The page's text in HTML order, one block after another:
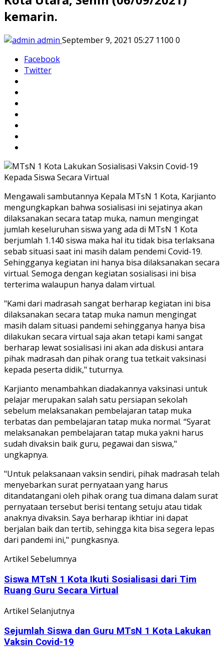
kemarin.
admin September 9, 2021 05:27 1100 0
Facebook
Twitter
Mengawali sambutannya Kepala MTsN 1 Kota, Karjianto
mengungkapkan bahwa sosialisasi ini sejatinya akan
dilaksanakan secara tatap muka, namun mengingat
jumlah keseluruhan siswa yang ada di MTsN 1 Kota
berjumlah 1.140 siswa maka hal itu tidak bisa terlaksana
sebab situasi saat ini masih dalam pendemi Covid-19.
Sehingganya kegiatan ini hanya bisa dilaksanakan secara
virtual. Semoga dengan kegiatan sosialisasi ini bisa
terterima walaupun hanya dalam virtual.
"Kami dari madrasah sangat berharap kegiatan ini bisa
dilaksanakan secara tatap muka namun mengingat
masih dalam situasi pandemi sehingganya hanya bisa
dilakukan secara virtual saja akan tetapi kami sangat
berharap lewat sosialisasi ini akan ada diskusi antara
pihak madrasah dan pihak orang tua tetkait vaksinasi
kepada peserta didik," tuturnya.
Karjianto menambahkan diadakannya vaksinasi untuk
pelajar merupakan salah satu persiapan sekolah
sebelum melaksanakan pembelajaran tatap muka
terbatas dan pembelajaran tatap muka normal. “Syarat
melaksanakan pembelajaran tatap muka yakni harus
sudah divaksin baik guru, pegawai dan siswa,"
ungkapnya.
"Untuk pelaksanaan vaksin sendiri, pihak madrasah telah
menyebarkan surat pernyataan yang harus
ditandatangani oleh pihak orang tua dimana dalam surat
pernyataan tersebut berisi tentang setuju atau tidak
anaknya divaksin. Saya berharap ikhtiar ini dapat
berjalan baik dan tertib, sehingga kita bisa segera lepas
dari pandemi ini," pungkasnya.
Artikel Sebelumnya
Siswa MTsN 1 Kota Ikuti Sosialisasi dari Tim
Ruang Guru Secara Virtual
Artikel Selanjutnya
Sejumlah Siswa dan Guru MTsN 1 Kota Lakukan
Vaksin Covid-19